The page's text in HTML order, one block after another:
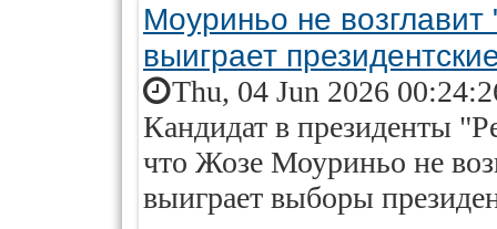
Моуриньо не
выиграет
Thu, 04 Jun 2026
Кандидат в президенты
что Жозе Моуриньо не
выиграет выборы